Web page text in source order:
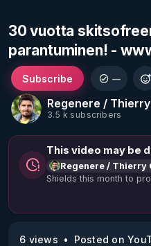
30 vuotta
parantuminen! -
Regenere /
3.5 k subscribers
Subscribe —
This video may be
Regenere / Thierry
Shields this month to
6 views
Posted on